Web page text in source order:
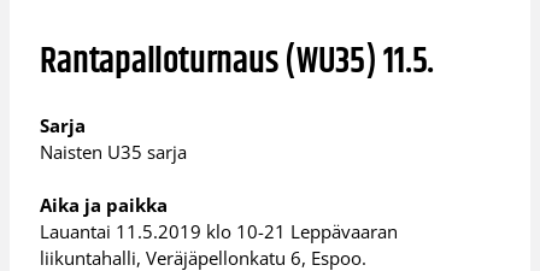
Rantapalloturnaus (WU35) 11.5.
Sarja
Naisten U35 sarja
Aika ja paikka
Lauantai 11.5.2019 klo 10-21 Leppävaaran
liikuntahalli, Veräjäpellonkatu 6, Espoo.